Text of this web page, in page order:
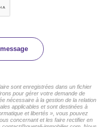
sont enregistrées dans un fichier
pour gérer votre demande de
nécessaire à la gestion de la relation
applicables et sont destinées à
et libertés », vous pouvez
concernant et les faire rectifier en